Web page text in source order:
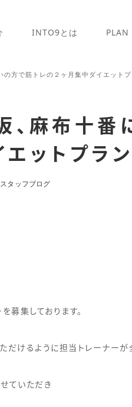
INTO9とは PLAN
方で筋トレの２ヶ月集中ダイエット
、麻布十番
ットプラ
スタッフブログ
募集しております。
だけるように担当トレーナーが
ていただき